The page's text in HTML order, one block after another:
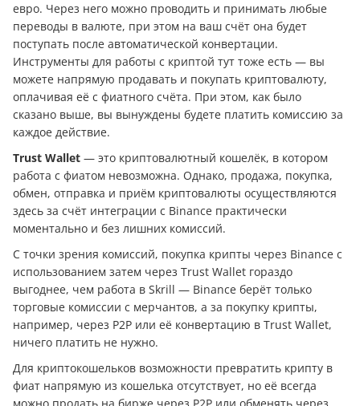
евро. Через него можно проводить и принимать любые
переводы в валюте, при этом на ваш счёт она будет
поступать после автоматической конвертации.
Инструменты для работы с криптой тут тоже есть — вы
можете напрямую продавать и покупать криптовалюту,
оплачивая её с фиатного счёта. При этом, как было
сказано выше, вы вынуждены будете платить комиссию за
каждое действие.
Trust Wallet — это криптовалютный кошелёк, в котором
работа с фиатом невозможна. Однако, продажа, покупка,
обмен, отправка и приём криптовалюты осуществляются
здесь за счёт интеграции с Binance практически
моментально и без лишних комиссий.
С точки зрения комиссий, покупка крипты через Binance с
использованием затем через Trust Wallet гораздо
выгоднее, чем работа в Skrill — Binance берёт только
торговые комиссии с мерчантов, а за покупку крипты,
например, через P2P или её конвертацию в Trust Wallet,
ничего платить не нужно.
Для криптокошельков возможности превратить крипту в
фиат напрямую из кошелька отсутствует, но её всегда